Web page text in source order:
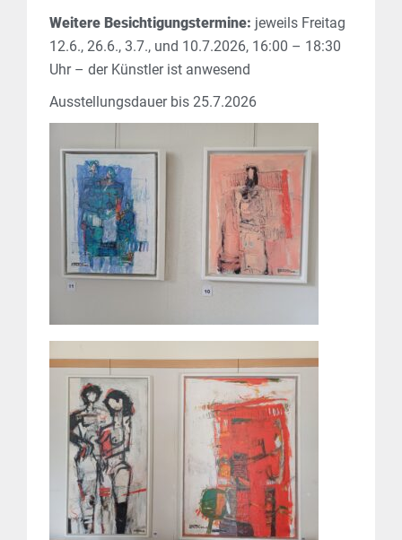
Weitere Besichtigungstermine: jeweils Freitag
12.6., 26.6., 3.7., und 10.7.2026, 16:00 – 18:30
Uhr – der Künstler ist anwesend
Ausstellungsdauer bis 25.7.2026